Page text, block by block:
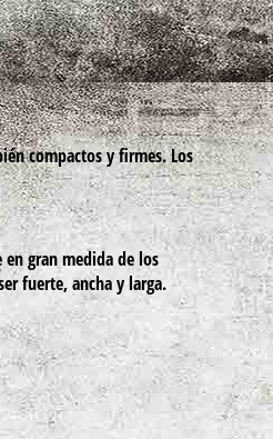
compactos y firmes. Los
gran medida de los
fuerte, ancha y larga.